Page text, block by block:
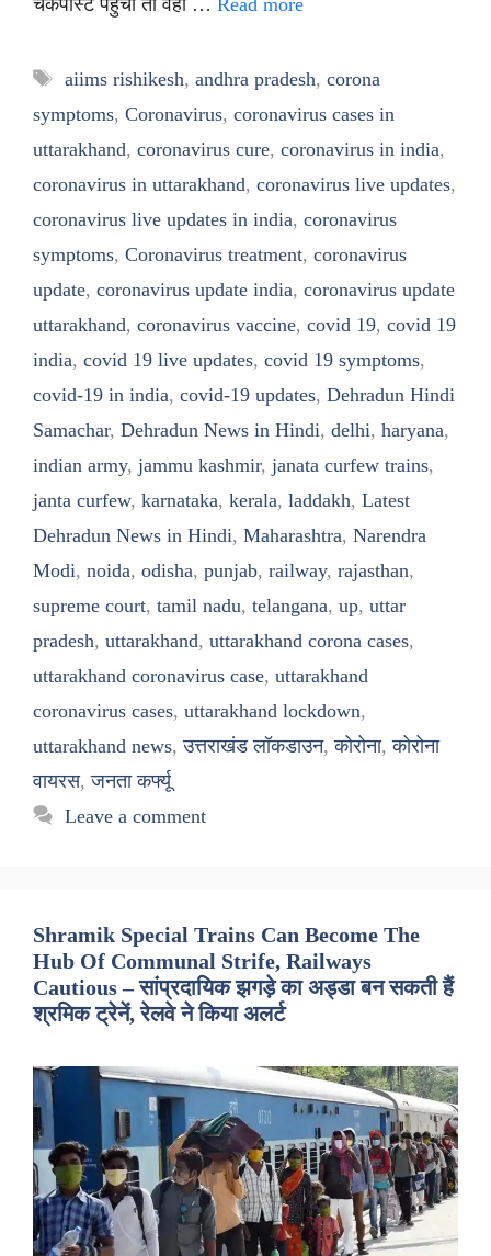
Tags
aiims rishikesh, andhra pradesh, corona
symptoms, Coronavirus, coronavirus cases in
uttarakhand, coronavirus cure, coronavirus in india,
coronavirus in uttarakhand, coronavirus live updates,
coronavirus live updates in india, coronavirus
symptoms, Coronavirus treatment, coronavirus
update, coronavirus update india, coronavirus update
uttarakhand, coronavirus vaccine, covid 19, covid 19
india, covid 19 live updates, covid 19 symptoms,
covid-19 in india, covid-19 updates, Dehradun Hindi
Samachar, Dehradun News in Hindi, delhi, haryana,
indian army, jammu kashmir, janata curfew trains,
janta curfew, karnataka, kerala, laddakh, Latest
Dehradun News in Hindi, Maharashtra, Narendra
Modi, noida, odisha, punjab, railway, rajasthan,
supreme court, tamil nadu, telangana, up, uttar
pradesh, uttarakhand, uttarakhand corona cases,
uttarakhand coronavirus case, uttarakhand
coronavirus cases, uttarakhand lockdown,
uttarakhand news,उत्तराखंड लॉकडाउन,कोरोना,कोरोना
वायरस,जनता कर्फ्यू
Leave a comment
Shramik Special Trains Can Become The
Hub Of Communal Strife, Railways
Cautious – सांप्रदायिक झगड़े का अड्डा बन सकती हैं
श्रमिक ट्रेनें, रेलवे ने किया अलर्ट